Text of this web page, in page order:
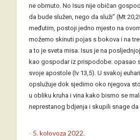
ne obrnuto. No Isus nije običan
da bude služen, nego da služi” (Mt
međutim, postoji jedno mjesto na
možemo skinuti pojas s bokova i na
a to je sveta misa. Isus je na
kao gospodar iz prispodobe: opasao
svoje apostole (Iv 13,5). U svakoj
opslužuje dok sjedimo oko njegova
u obliku kruha i vina kako bismo se
neprestanog bdjenja i skupili snage da
- 5. kolovoza 2022.